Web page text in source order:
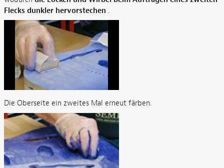
Flecks dunkler hervorstechen .
Die Oberseite ein zweites Mal erneut färben.